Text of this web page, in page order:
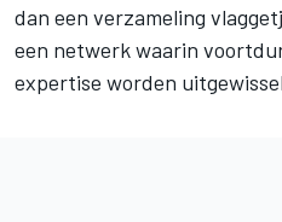
dan een verzameling
een netwerk waarin
expertise worden